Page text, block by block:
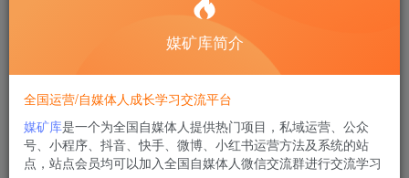
will find you.
幸福不会遗漏任何人，迟早有一天它会找到你
左小姐-直播带货俱乐部十三行、无人直播，全套教程附：工
具、文档、话术资料
课程简介：
媒矿库简介
全国运营/自媒体人成长学习交流平台
媒矿库是一个为全国自媒体人提供热门项目，私域运营、公众
号、小程序、抖音、快手、微博、小红书运营方法及系统的站
点，站点会员均可以加入全国自媒体人微信交流群进行交流学习